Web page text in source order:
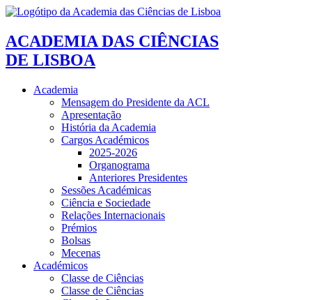
ACADEMIA DAS CIÊNCIAS
DE LISBOA
Academia
Mensagem do Presidente da ACL
Apresentação
História da Academia
Cargos Académicos
2025-2026
Organograma
Anteriores Presidentes
Sessões Académicas
Ciência e Sociedade
Relações Internacionais
Prémios
Bolsas
Mecenas
Académicos
Classe de Ciências
Classe de Ciências